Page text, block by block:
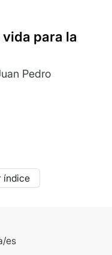
vida para la
Pedro
índice
es